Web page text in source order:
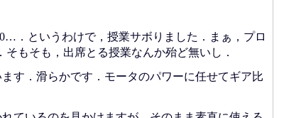
．というわけで，授業サボりました．まぁ，プロ
もそも，出席とる授業なんか殆ど無いし．
す．滑らかです．モータのパワーに任せてギア比